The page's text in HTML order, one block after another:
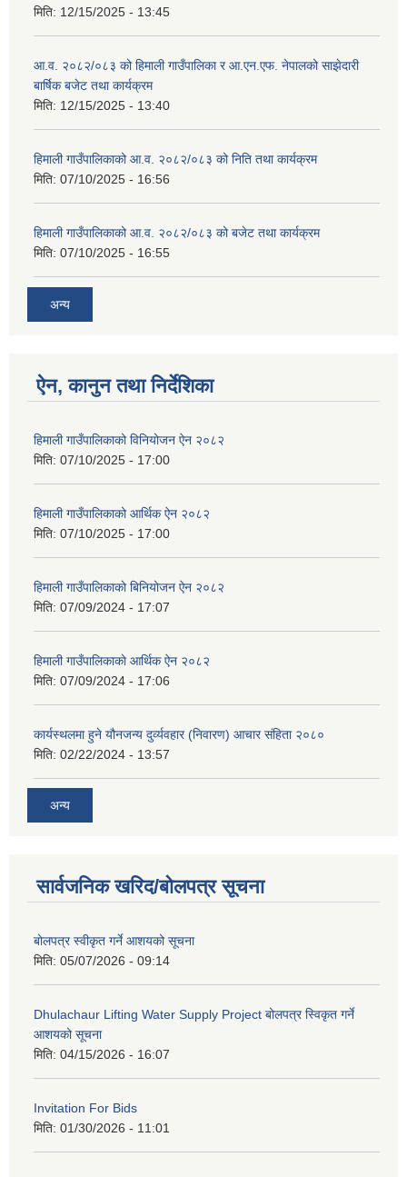
मिति: 12/15/2025 - 13:45
आ.व. २०८२/०८३ को हिमाली गाउँपालिका र आ.एन.एफ. नेपालको साझेदारी
बार्षिक बजेट तथा कार्यक्रम
मिति: 12/15/2025 - 13:40
हिमाली गाउँपालिकाको आ.व. २०८२/०८३ को निति तथा कार्यक्रम
मिति: 07/10/2025 - 16:56
हिमाली गाउँपालिकाको आ.व. २०८२/०८३ को बजेट तथा कार्यक्रम
मिति: 07/10/2025 - 16:55
अन्य
ऐन, कानुन तथा निर्देशिका
हिमाली गाउँपालिकाको विनियोजन ऐन २०८२
मिति: 07/10/2025 - 17:00
हिमाली गाउँपालिकाको आर्थिक ऐन २०८२
मिति: 07/10/2025 - 17:00
हिमाली गाउँपालिकाकाे बिनियोजन ऐन २०८२
मिति: 07/09/2024 - 17:07
हिमाली गाउँपालिकाकाे आर्थिक ऐन २०८२
मिति: 07/09/2024 - 17:06
कार्यस्थलमा हुने यौनजन्य दुर्व्यवहार (निवारण) आचार संहिता २०८०
मिति: 02/22/2024 - 13:57
अन्य
सार्वजनिक खरिद/बोलपत्र सूचना
बोलपत्र स्वीकृत गर्ने आशयको सूचना
मिति: 05/07/2026 - 09:14
Dhulachaur Lifting Water Supply Project बोलपत्र स्विकृत गर्ने
आशयको सूचना
मिति: 04/15/2026 - 16:07
Invitation For Bids
मिति: 01/30/2026 - 11:01